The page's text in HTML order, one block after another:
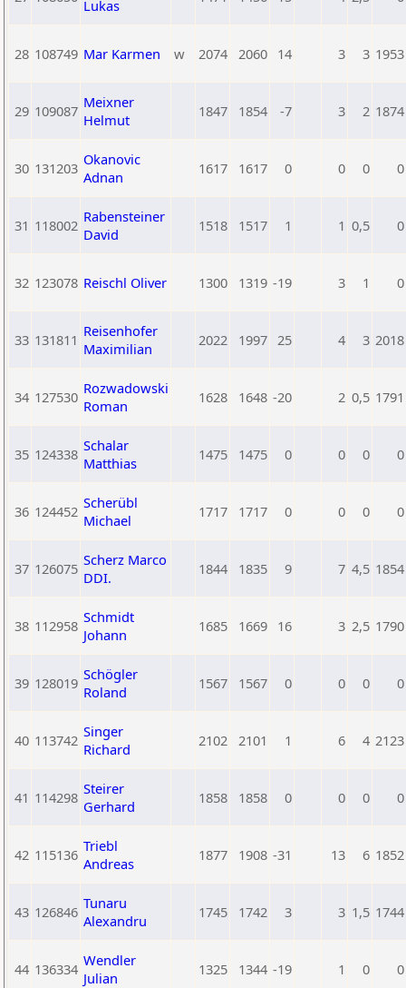
Lukas
28 108749 Mar Karmen w 2074 2060 14 3 3 1953
29 109087 Meixner
Helmut
1847 1854 -7 3 2 1874
30 131203 Okanovic
Adnan
1617 1617 0 0 0 0
31 118002 Rabensteiner
David
1518 1517 1 1 0,5 0
32 123078 Reischl Oliver 1300 1319 -19 3 1 0
33 131811 Reisenhofer
Maximilian
2022 1997 25 4 3 2018
34 127530 Rozwadowski
Roman
1628 1648 -20 2 0,5 1791
35 124338 Schalar
Matthias
1475 1475 0 0 0 0
36 124452 Scherübl
Michael
1717 1717 0 0 0 0
37 126075 Scherz Marco
DDI.
1844 1835 9 7 4,5 1854
38 112958 Schmidt
Johann
1685 1669 16 3 2,5 1790
39 128019 Schögler
Roland
1567 1567 0 0 0 0
40 113742 Singer
Richard
2102 2101 1 6 4 2123
41 114298 Steirer
Gerhard
1858 1858 0 0 0 0
42 115136 Triebl
Andreas
1877 1908 -31 13 6 1852
43 126846 Tunaru
Alexandru
1745 1742 3 3 1,5 1744
44 136334 Wendler
Julian
1325 1344 -19 1 0 0